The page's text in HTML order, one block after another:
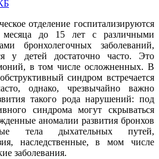
отделение госпитализируются
до 15 лет с различными
бронхолегочных заболеваний,
у детей достаточно часто. Это
в том числе осложненных. В
синдром встречается
однако, чрезвычайно важно
такого рода нарушений: под
синдрома могут скрываться
аномалии развития бронхов
тела дыхательных путей,
наследственные, в мом числе
заболевания.